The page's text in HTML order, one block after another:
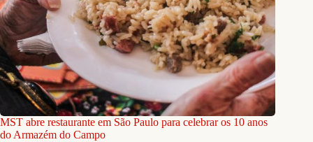
MST abre restaurante em São Paulo para celebrar os 10 anos
do Armazém do Campo